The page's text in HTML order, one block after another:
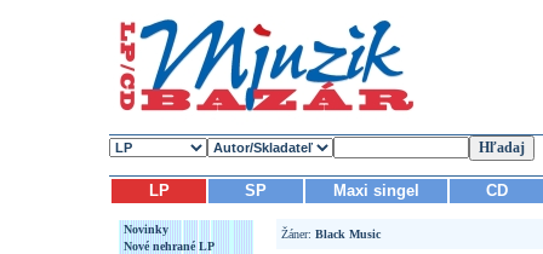
LP SP Maxi singel CD
Novinky
Nové nehrané LP
Žáner: Black Music